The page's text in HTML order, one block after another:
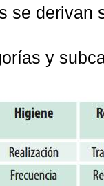
se derivan
y